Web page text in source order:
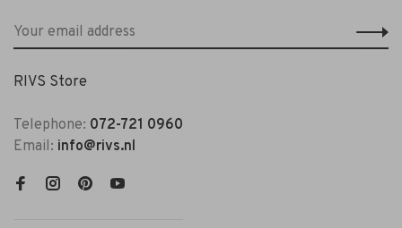
RIVS Store
Telephone: 072-721 0960
Email: info@rivs.nl